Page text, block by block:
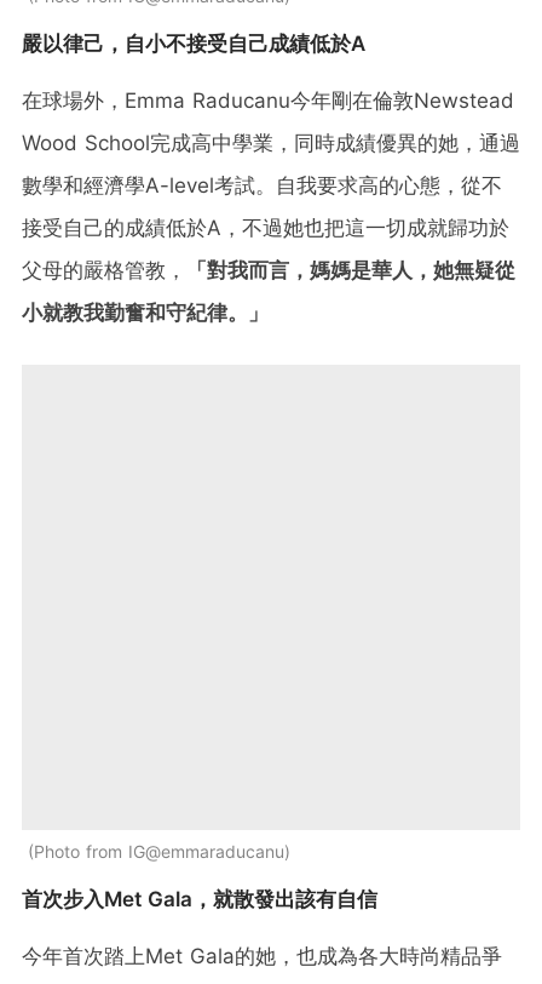
嚴以律己，自小不接受自己成績低於A
在球場外，Emma Raducanu今年剛在倫敦Newstead
Wood School完成高中學業，同時成績優異的她，通過
數學和經濟學A-level考試。自我要求高的心態，從不
接受自己的成績低於A，不過她也把這一切成就歸功於
父母的嚴格管教，
「對我而言，媽媽是華人，她無疑從
小就教我勤奮和守紀律。」
Photo from IG@emmaraducanu
首次步入Met Gala，就散發出該有自信
今年首次踏上Met Gala的她，也成為各大時尚精品爭